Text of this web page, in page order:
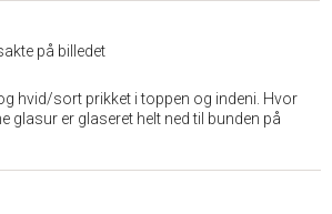
på billedet
hvid/sort prikket i toppen og indeni. Hvor
glasur er glaseret helt ned til bunden på